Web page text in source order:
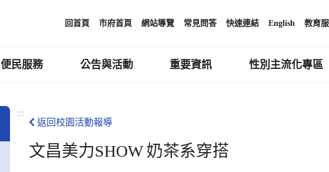
回首頁 市府首頁 網站導覽 常見問答 快速連結 English 教育
便民服務 公告與活動 重要資訊 性別主流化專區
:::
返回校園活動報導
文昌美力SHOW 奶茶系穿搭